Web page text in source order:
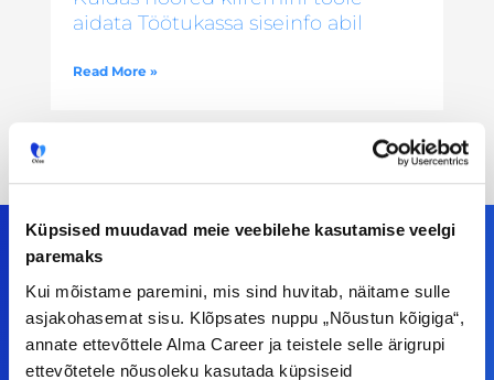
Küpsised muudavad meie veebilehe kasutamise veelgi
paremaks
Kui mõistame paremini, mis sind huvitab, näitame sulle
asjakohasemat sisu. Klõpsates nuppu „Nõustun kõigiga“,
annate ettevõttele Alma Career ja teistele selle ärigrupi
ettevõtetele nõusoleku kasutada küpsiseid
aidata Töötukassa siseinfo abil
Read More »
Meiega leiad!
Tööelublogi.ee lehelt leiad kõik vajaliku, et olla